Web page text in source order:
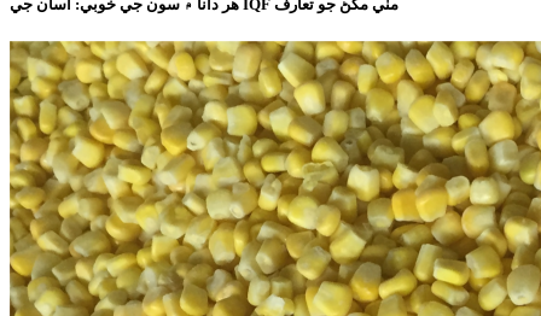
هر دانا ۾ سون جي خوبي: اسان جي IQF مٺي مکڻ جو تعارف